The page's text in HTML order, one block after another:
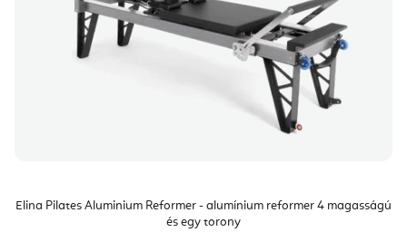
Elina Pilates Aluminium Reformer - alumínium reformer 4 magasságú
és egy torony